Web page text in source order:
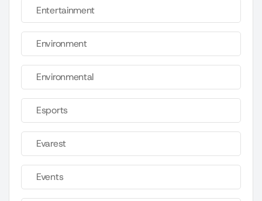
Entertainment
Environment
Environmental
Esports
Evarest
Events